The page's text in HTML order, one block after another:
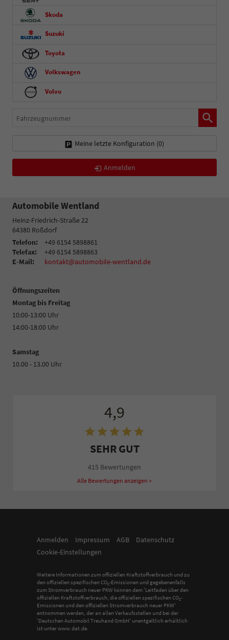
Skoda
Suzuki
Toyota
Volkswagen
Volvo
Fahrzeugnummer
Meine letzte Konfiguration (0)
Anmelden
Automobile Wentland
Heinz-Friedrich-Straße 22
64380 Roßdorf
Telefon:
+49 6154 5898861
Telefax:
+49 6154 5898863
E-Mail:
kontakt@automobile-wentland.de
Öffnungszeiten
Montag bis Freitag
10:00-13:00 Uhr
14:00-18:00 Uhr
Samstag
10.00 - 13.00 Uhr
4,9
SEHR GUT
415 Bewertungen
Alle Bewertungen anzeigen >
Anmelden Impressum AGB
Datenschutz
Cookie-Einstellungen
Weitere Informationen zum offiziellen Kraftstoffverbrauch und zu
den offiziellen spezifischen CO2-Emissionen und gegebenenfalls
zum Stromverbrauch neuer PKW können dem 'Leitfaden über den
offiziellen Kraftstoffverbrauch, die offiziellen spezifischen CO2-
Emissionen und den offiziellen Stromverbrauch neuer PKW'
entnommen werden, der an allen Verkaufsstellen und bei der
'Deutschen Automobil Treuhand GmbH' unentgeltlich erhältlich
ist unter www.dat.de.